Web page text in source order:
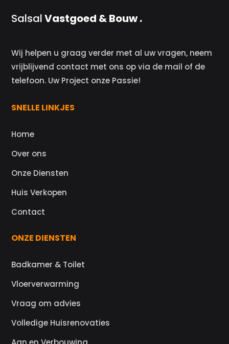
SalsalVastgoed & Bouw .
Wij helpen u graag verder met al uw vragen, neem
vrijblijvend contact met ons op via de mail of de
telefoon. Uw Project onze Passie!
SNELLE LINKJES
Home
Over ons
Onze Diensten
Huis Verkopen
Contact
ONZE DIENSTEN
Badkamer & Toilet
Vloerverwarming
Vraag om advies
Volledige Huisrenovaties